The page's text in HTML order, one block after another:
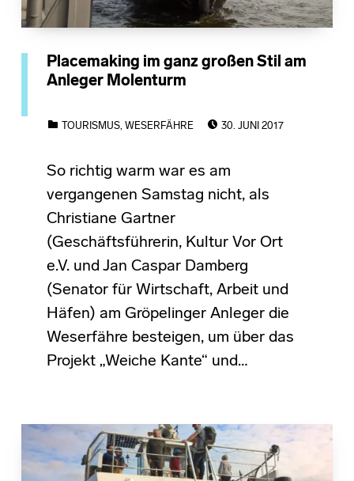
Placemaking im ganz großen Stil am
Anleger Molenturm
TOURISMUS, WESERFÄHRE
30. JUNI 2017
So richtig warm war es am
vergangenen Samstag nicht, als
Christiane Gartner
(Geschäftsführerin, Kultur Vor Ort
e.V. und Jan Caspar Damberg
(Senator für Wirtschaft, Arbeit und
Häfen) am Gröpelinger Anleger die
Weserfähre besteigen, um über das
Projekt „Weiche Kante“ und…